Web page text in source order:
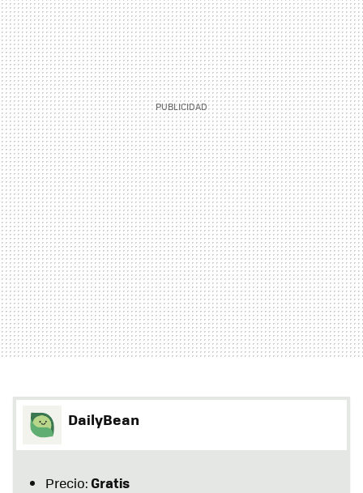
DailyBean
Precio:Gratis